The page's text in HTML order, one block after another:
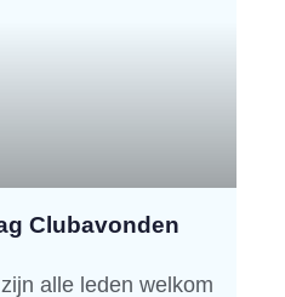
Clubavonden
alle leden welkom